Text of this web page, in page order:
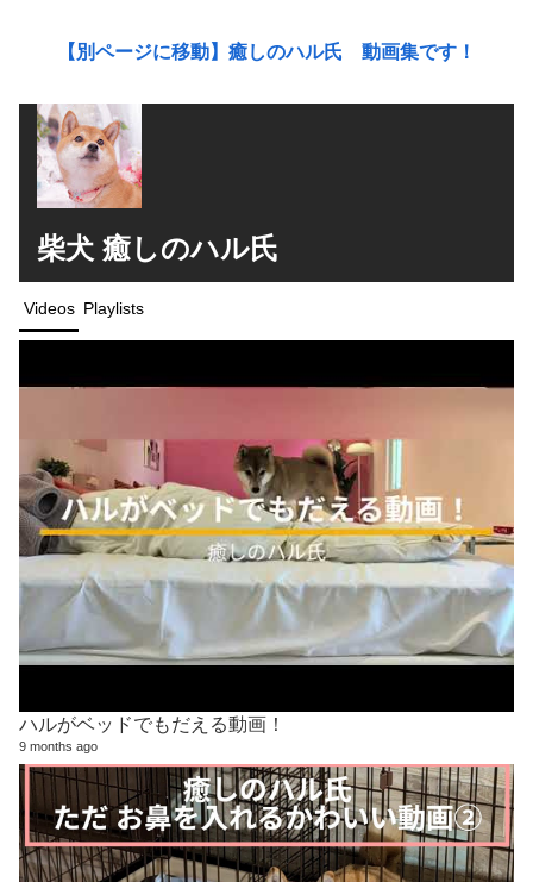
【別ページに移動】癒しのハル氏 動画集です！
柴犬 癒しのハル氏
Videos Playlists
ハルがベッドでもだえる動画！
9 months ago